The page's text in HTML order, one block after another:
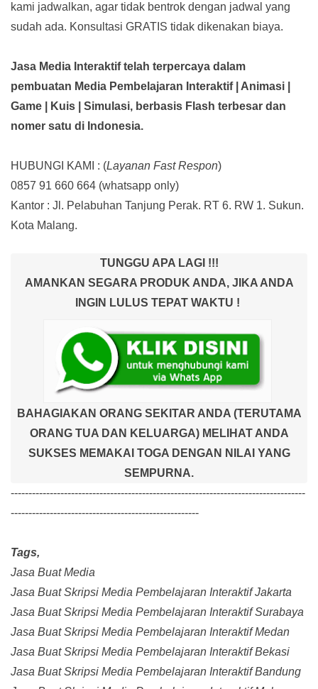
kami jadwalkan, agar tidak bentrok dengan jadwal yang
sudah ada. Konsultasi GRATIS tidak dikenakan biaya.
Jasa Media Interaktif telah terpercaya dalam
pembuatan Media Pembelajaran Interaktif| Animasi |
Game | Kuis | Simulasi, berbasis Flash terbesar dan
nomer satu di Indonesia.
HUBUNGI KAMI : (Layanan Fast Respon)
0857 91 660 664 (whatsapp only)
Kantor : Jl. Pelabuhan Tanjung Perak. RT 6. RW 1. Sukun.
Kota Malang.
TUNGGU APA LAGI !!!
AMANKAN SEGARA PRODUK ANDA, JIKA ANDA
INGIN LULUS TEPAT WAKTU !
BAHAGIAKAN ORANG SEKITAR ANDA (TERUTAMA
ORANG TUA DAN KELUARGA) MELIHAT ANDA
SUKSES MEMAKAI TOGA DENGAN NILAI YANG
SEMPURNA.
-----------------------------------------------------------------------------------
-----------------------------------------------------
Tags,
Jasa Buat Media
Jasa Buat Skripsi Media Pembelajaran Interaktif Jakarta
Jasa Buat Skripsi Media Pembelajaran Interaktif Surabaya
Jasa Buat Skripsi Media Pembelajaran Interaktif Medan
Jasa Buat Skripsi Media Pembelajaran Interaktif Bekasi
Jasa Buat Skripsi Media Pembelajaran Interaktif Bandung